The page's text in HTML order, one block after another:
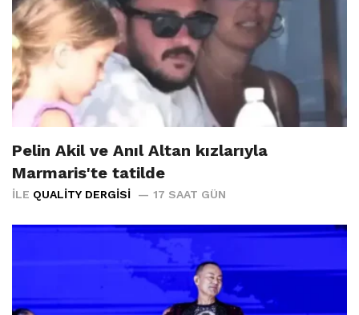
Pelin Akil ve Anıl Altan kızlarıyla
Marmaris'te tatilde
İLE QUALITY DERGISI 17 SAAT GÜN